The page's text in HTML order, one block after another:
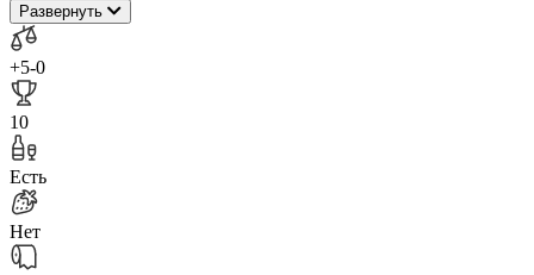
Развернуть
+5-0
10
Есть
Нет